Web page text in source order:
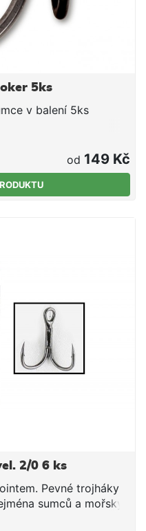
5ks
v balení 5ks
od 149 Kč
2/0 6 ks
Pevné trojháky
sumců a mořský